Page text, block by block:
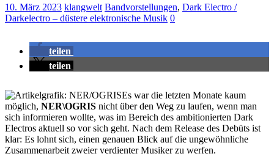
10. März 2023 klangwelt Bandvorstellungen, Dark Electro /
Darkelectro – düstere elektronische Musik 0
teilen
teilen
Es war die letzten Monate kaum
möglich, NER\OGRIS nicht über den Weg zu laufen, wenn man
sich informieren wollte, was im Bereich des ambitionierten Dark
Electros aktuell so vor sich geht. Nach dem Release des Debüts ist
klar: Es lohnt sich, einen genauen Blick auf die ungewöhnliche
Zusammenarbeit zweier verdienter Musiker zu werfen.